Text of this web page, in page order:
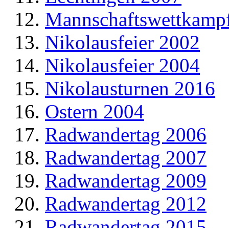
Nikolausfeier 2002
Nikolausfeier 2004
Nikolausturnen 2016
Ostern 2004
Radwandertag 2006
Radwandertag 2007
Radwandertag 2009
Radwandertag 2012